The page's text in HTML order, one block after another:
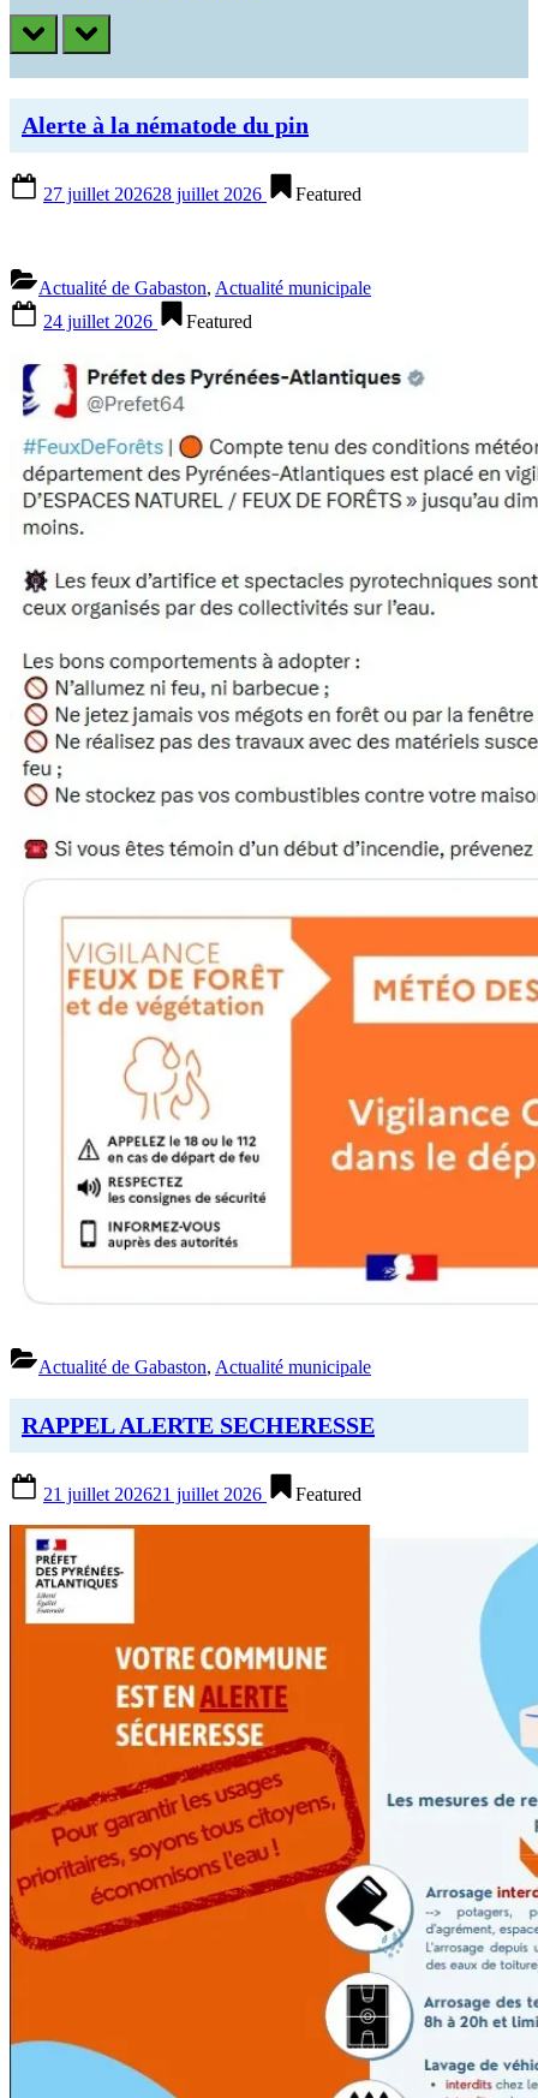
prev next
Alerte à la nématode du pin
on
27 juillet 202628 juillet 2026 Featured
Actualité de Gabaston, Actualité municipale
on
24 juillet 2026 Featured
Actualité de Gabaston, Actualité municipale
RAPPEL ALERTE SECHERESSE
on
21 juillet 202621 juillet 2026 Featured